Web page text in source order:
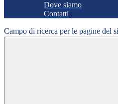
Dove siamo
Contatti
Campo di ricerca per le pagine del